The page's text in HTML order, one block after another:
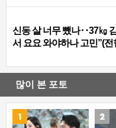
신동 살 너무 뺐나‥37㎏
서 요요 와야하나 고민”(전
많이 본 포토